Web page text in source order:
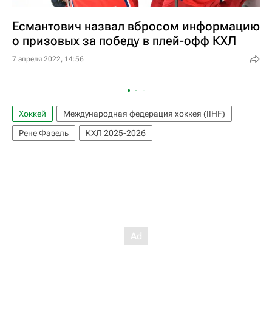
Есмантович назвал вбросом информацию
о призовых за победу в плей-офф КХЛ
7 апреля 2022, 14:56
Хоккей
Международная федерация хоккея (IIHF)
Рене Фазель
КХЛ 2025-2026